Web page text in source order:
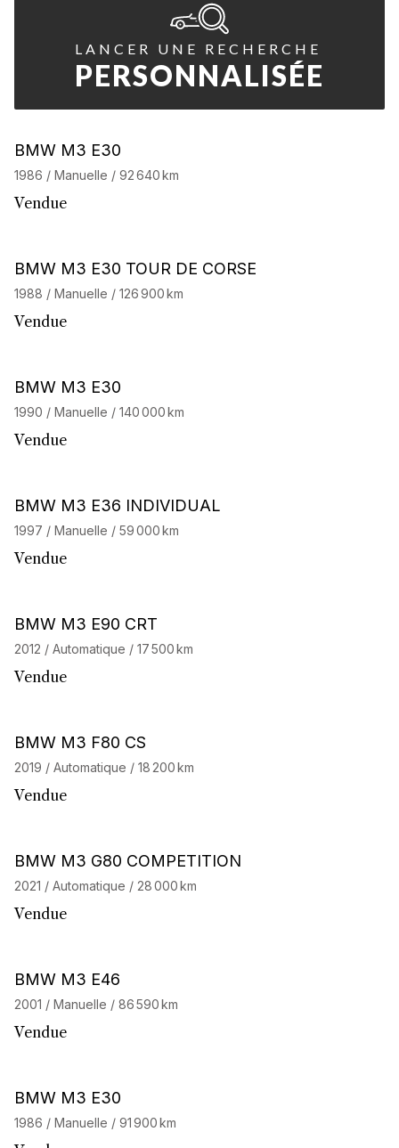
LANCER UNE RECHERCHE
PERSONNALISÉE
BMW M3 E30
1986 / Manuelle / 92 640 km
Vendue
BMW M3 E30 TOUR DE CORSE
1988 / Manuelle / 126 900 km
Vendue
BMW M3 E30
1990 / Manuelle / 140 000 km
Vendue
BMW M3 E36 INDIVIDUAL
1997 / Manuelle / 59 000 km
Vendue
Barnes Exclusive
BMW M3 E90 CRT
2012 / Automatique / 17 500 km
Vendue
BMW M3 F80 CS
2019 / Automatique / 18 200 km
Vendue
Barnes Exclusive
BMW M3 G80 COMPETITION
2021 / Automatique / 28 000 km
Vendue
BMW M3 E46
2001 / Manuelle / 86 590 km
Vendue
BMW M3 E30
1986 / Manuelle / 91 900 km